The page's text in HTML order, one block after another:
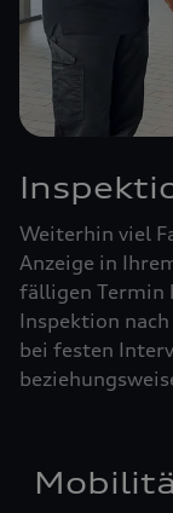
Weiterhin viel
Anzeige in
fälligen Termin
Inspektion
bei festen